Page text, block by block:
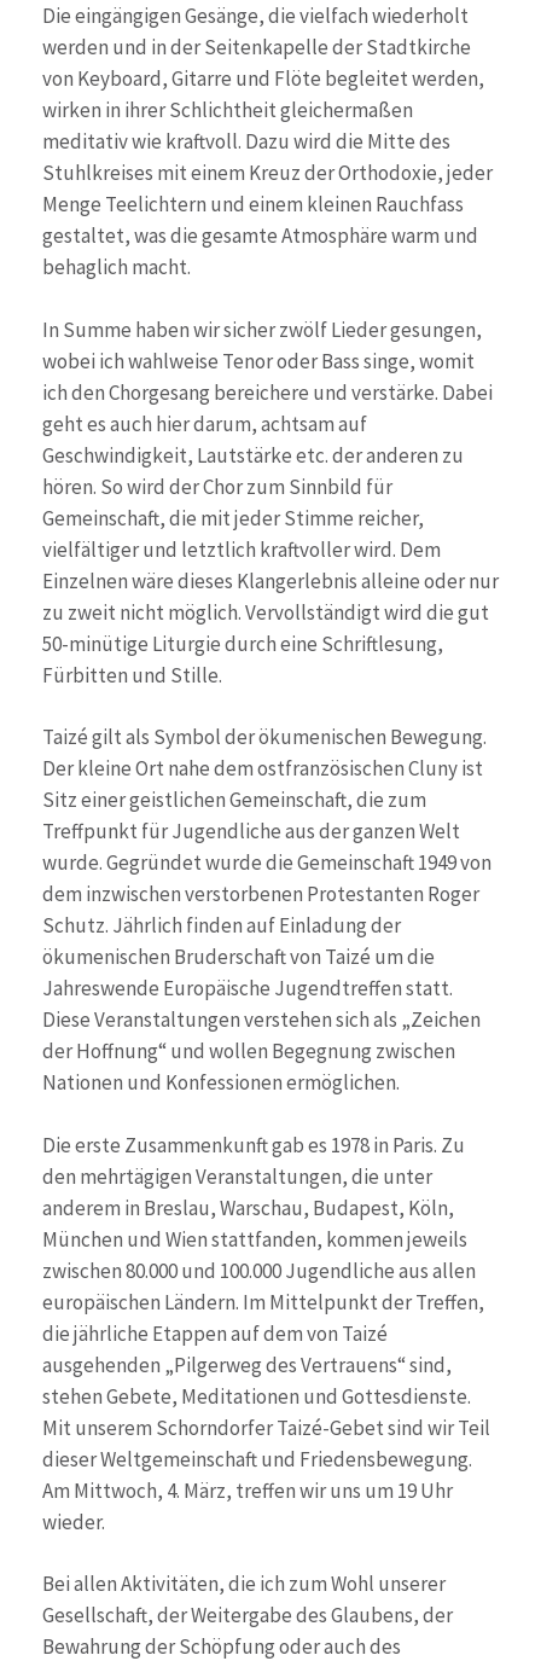
Die eingängigen Gesänge, die vielfach wiederholt
werden und in der Seitenkapelle der Stadtkirche
von Keyboard, Gitarre und Flöte begleitet werden,
wirken in ihrer Schlichtheit gleichermaßen
meditativ wie kraftvoll. Dazu wird die Mitte des
Stuhlkreises mit einem Kreuz der Orthodoxie, jeder
Menge Teelichtern und einem kleinen Rauchfass
gestaltet, was die gesamte Atmosphäre warm und
behaglich macht.
In Summe haben wir sicher zwölf Lieder gesungen,
wobei ich wahlweise Tenor oder Bass singe, womit
ich den Chorgesang bereichere und verstärke. Dabei
geht es auch hier darum, achtsam auf
Geschwindigkeit, Lautstärke etc. der anderen zu
hören. So wird der Chor zum Sinnbild für
Gemeinschaft, die mit jeder Stimme reicher,
vielfältiger und letztlich kraftvoller wird. Dem
Einzelnen wäre dieses Klangerlebnis alleine oder nur
zu zweit nicht möglich. Vervollständigt wird die gut
50-minütige Liturgie durch eine Schriftlesung,
Fürbitten und Stille.
Taizé gilt als Symbol der ökumenischen Bewegung.
Der kleine Ort nahe dem ostfranzösischen Cluny ist
Sitz einer geistlichen Gemeinschaft, die zum
Treffpunkt für Jugendliche aus der ganzen Welt
wurde. Gegründet wurde die Gemeinschaft 1949 von
dem inzwischen verstorbenen Protestanten Roger
Schutz. Jährlich finden auf Einladung der
ökumenischen Bruderschaft von Taizé um die
Jahreswende Europäische Jugendtreffen statt.
Diese Veranstaltungen verstehen sich als „Zeichen
der Hoffnung“ und wollen Begegnung zwischen
Nationen und Konfessionen ermöglichen.
Die erste Zusammenkunft gab es 1978 in Paris. Zu
den mehrtägigen Veranstaltungen, die unter
anderem in Breslau, Warschau, Budapest, Köln,
München und Wien stattfanden, kommen jeweils
zwischen 80.000 und 100.000 Jugendliche aus allen
europäischen Ländern. Im Mittelpunkt der Treffen,
die jährliche Etappen auf dem von Taizé
ausgehenden „Pilgerweg des Vertrauens“ sind,
stehen Gebete, Meditationen und Gottesdienste.
Mit unserem Schorndorfer Taizé-Gebet sind wir Teil
dieser Weltgemeinschaft und Friedensbewegung.
Am Mittwoch, 4. März, treffen wir uns um 19 Uhr
wieder.
Bei allen Aktivitäten, die ich zum Wohl unserer
Gesellschaft, der Weitergabe des Glaubens, der
Bewahrung der Schöpfung oder auch des